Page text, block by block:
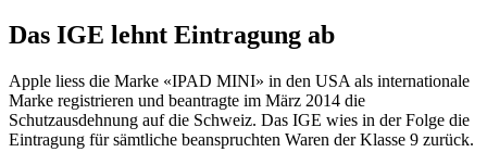
Das IGE lehnt Eintragung ab
Apple liess die Marke «IPAD MINI» in den USA als internationale
Marke registrieren und beantragte im März 2014 die
Schutzausdehnung auf die Schweiz. Das IGE wies in der Folge die
Eintragung für sämtliche beanspruchten Waren der Klasse 9 zurück.